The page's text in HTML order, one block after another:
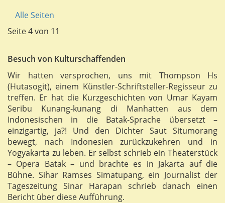
Alle Seiten
Seite 4 von 11
Besuch von Kulturschaffenden
Wir hatten versprochen, uns mit Thompson Hs
(Hutasogit), einem Künstler-Schriftsteller-Regisseur zu
treffen. Er hat die Kurzgeschichten von Umar Kayam
Seribu Kunang-kunang di Manhatten aus dem
Indonesischen in die Batak-Sprache übersetzt –
einzigartig, ja?! Und den Dichter Saut Situmorang
bewegt, nach Indonesien zurückzukehren und in
Yogyakarta zu leben. Er selbst schrieb ein Theaterstück
– Opera Batak – und brachte es in Jakarta auf die
Bühne. Sihar Ramses Simatupang, ein Journalist der
Tageszeitung Sinar Harapan schrieb danach einen
Bericht über diese Aufführung.